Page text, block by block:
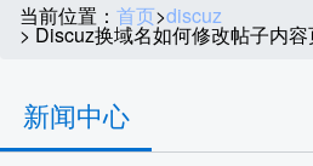
当前位置： 首页>discuz
> Discuz换域名如何修改帖子内
新闻中心